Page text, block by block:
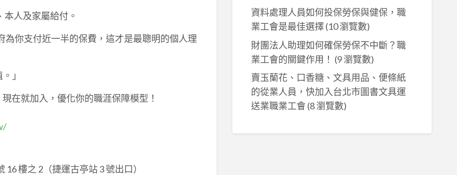
人及家屬給付。
為你支付近一半的保費，這才是最聰明的個人理
」
在就加入，優化你的職涯保障模型！
樓之 2（捷運古亭站 3 號出口）
資料處理人員如何投保勞保與健保，職
業工會是最佳選擇(10 瀏覽數)
財團法人助理如何確保勞保不中斷？職
業工會的關鍵作用！ (9 瀏覽數)
賣玉蘭花、口香糖、文具用品、便條紙
的從業人員，快加入台北市圖書文具運
送業職業工會 (8 瀏覽數)